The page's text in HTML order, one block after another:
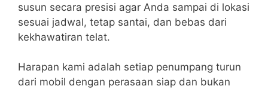
susun secara presisi agar Anda sampai di lokasi
sesuai jadwal, tetap santai, dan bebas dari
kekhawatiran telat.
Harapan kami adalah setiap penumpang turun
dari mobil dengan perasaan siap dan bukan